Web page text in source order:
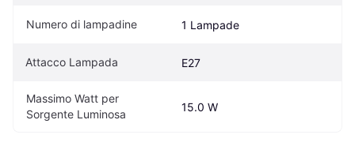
Numero di lampadine 1 Lampade
Attacco Lampada E27
Massimo Watt per
Sorgente Luminosa
15.0 W